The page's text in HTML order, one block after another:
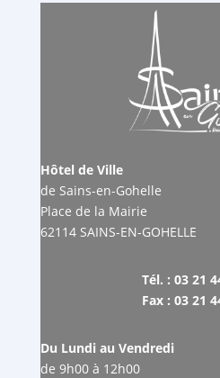
Hôtel de Ville
de Sains-en-Gohelle
Place de la Mairie
62114 SAINS-EN-GOHELLE
Tél. : 03 21
Fax : 03 21
Du Lundi au Vendredi
de 9h00 à 12h00